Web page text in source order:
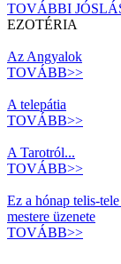
TOVÁBBI
EZOTÉRIA
Az Angyalok
TOVÁBB>>
A telepátia
TOVÁBB>>
A Tarotról...
TOVÁBB>>
Ez a hónap telis-
mestere üzenete
TOVÁBB>>